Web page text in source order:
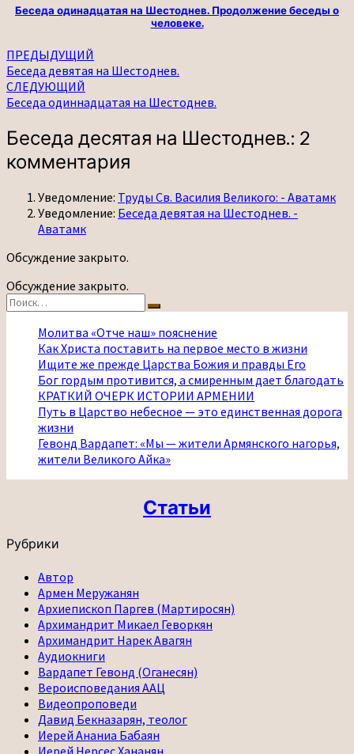
Беседа одинадцатая на Шестоднев. Продолжение беседы о
человеке.
Навигация
по
записям
ПРЕДЫДУЩИЙ
Беседа девятая на Шестоднев.
СЛЕДУЮЩИЙ
Беседа одиннадцатая на Шестоднев.
Беседа десятая на Шестоднев.: 2
комментария
Уведомление: Труды Св. Василия Великого: - Аватамк
Уведомление: Беседа девятая на Шестоднев. -
Аватамк
Обсуждение закрыто.
Обсуждение закрыто.
Найти:
Поиск
Молитва «Отче наш» пояснение
Как Христа поставить на первое место в жизни
Ищите же прежде Царства Божия и правды Его
Бог гордым противится, а смиренным дает благодать
КРАТКИЙ ОЧЕРК ИСТОРИИ АРМЕНИИ
Путь в Царство небесное — это единственная дорога
жизни
Гевонд Вардапет: «Мы — жители Армянского нагорья,
жители Великого Айка»
Статьи
Рубрики
Автор
Армен Меружанян
Архиепископ Паргев (Мартиросян)
Архимандрит Микаел Геворкян
Архимандрит Нарек Авагян
Аудиокниги
Вардапет Гевонд (Оганесян)
Вероисповедания ААЦ
Видеопроповеди
Давид Бекназарян, теолог
Иерей Ананиа Бабаян
Иерей Нерсес Хананян